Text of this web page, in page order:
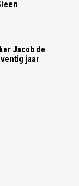
Jacob de
jaar